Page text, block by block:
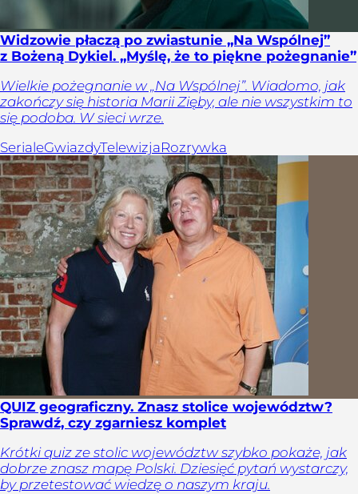
Widzowie płaczą po zwiastunie „Na Wspólnej”
z Bożeną Dykiel. „Myślę, że to piękne pożegnanie”
Wielkie pożegnanie w „Na Wspólnej”. Wiadomo, jak
zakończy się historia Marii Zięby, ale nie wszystkim to
się podoba. W sieci wrze.
SerialeGwiazdyTelewizjaRozrywka
QUIZ geograficzny. Znasz stolice województw?
Sprawdź, czy zgarniesz komplet
Krótki quiz ze stolic województw szybko pokaże, jak
dobrze znasz mapę Polski. Dziesięć pytań wystarczy,
by przetestować wiedzę o naszym kraju.